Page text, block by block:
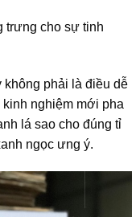
trưng cho sự tinh
phải là điều dễ
nghiệm mới pha
lá sao cho đúng tỉ
ngọc ưng ý.